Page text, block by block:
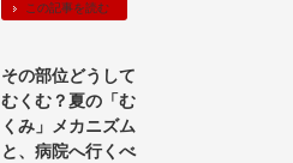
この記事を読む
その部位どうして
むくむ？夏の「む
くみ」メカニズム
と、病院へ行くべ